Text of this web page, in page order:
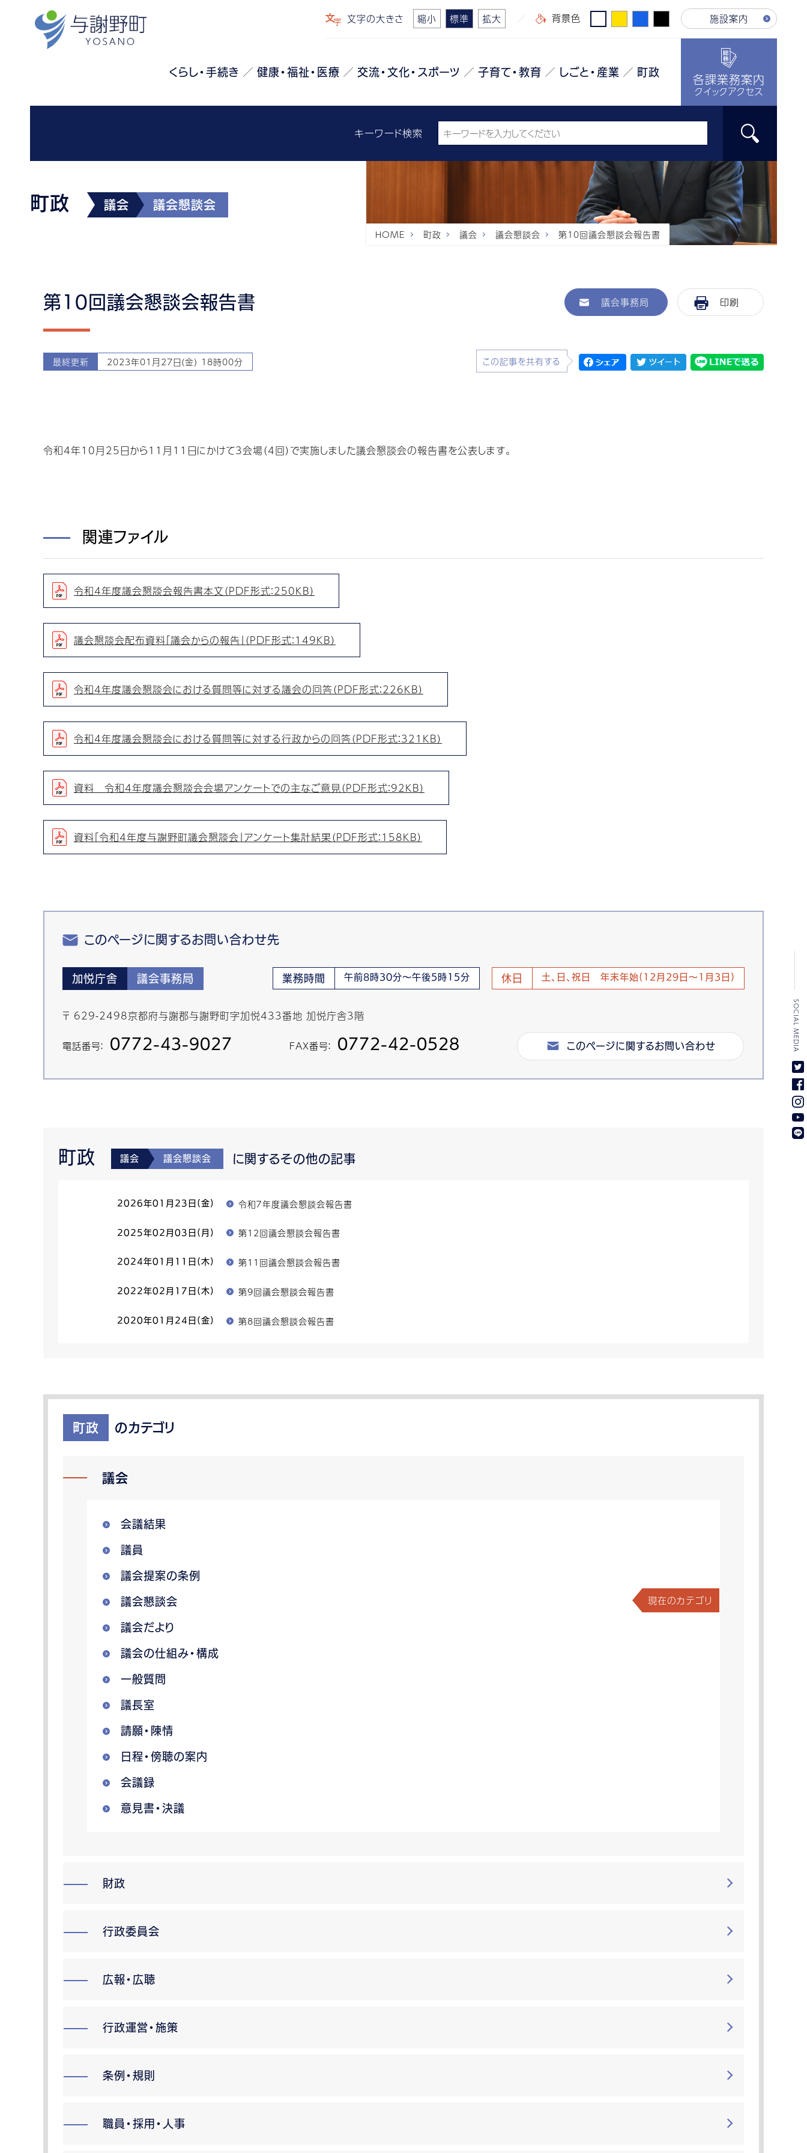
文字の大きさ 縮小 標準 拡大 背景色 施設案内
くらし・手続き 健康・福祉・医療 交流・文化・スポーツ 子育て・教育 しごと・産業 町政 各課業務案内
クイックアクセス
キーワード検索
町政 議会 議会懇談会
HOME 町政 議会 議会懇談会 第10回議会懇談会報告書
第10回議会懇談会報告書 議会事務局 印刷
最終更新 2023年01月27日(金) 18時00分 この記事を共有する
令和4年10月25日から11月11日にかけて3会場（4回）で実施しました議会懇談会の報告書を公表します。
関連ファイル
令和4年度議会懇談会報告書本文（PDF形式：250KB）
議会懇談会配布資料「議会からの報告」（PDF形式：149KB）
令和4年度議会懇談会における質問等に対する議会の回答（PDF形式：226KB）
令和4年度議会懇談会における質問等に対する行政からの回答（PDF形式：321KB）
資料 令和4年度議会懇談会会場アンケートでの主なご意見（PDF形式：92KB）
資料「令和4年度与謝野町議会懇談会」アンケート集計結果（PDF形式：158KB）
このページに関するお問い合わせ先
加悦庁舎 議会事務局 業務時間 午前8時30分～午後5時15分 休日 土、日、祝日 年末年始(12月29日～1月3日)
〒 629-2498京都府与謝郡与謝野町字加悦433番地 加悦庁舎3階
電話番号： 0772-43-9027 FAX番号： 0772-42-0528 このページに関するお問い合わせ
町政 議会 議会懇談会 に関するその他の記事
2026年01月23日(金) 令和７年度議会懇談会報告書
2025年02月03日(月) 第12回議会懇談会報告書
2024年01月11日(木) 第11回議会懇談会報告書
2022年02月17日(木) 第9回議会懇談会報告書
2020年01月24日(金) 第8回議会懇談会報告書
町政 のカテゴリ
議会
会議結果
議員
議会提案の条例
議会懇談会 現在のカテゴリ
議会だより
議会の仕組み・構成
一般質問
議長室
請願・陳情
日程・傍聴の案内
会議録
意見書・決議
財政
行政委員会
広報・広聴
行政運営・施策
条例・規則
職員・採用・人事
SOCIAL MEDIA